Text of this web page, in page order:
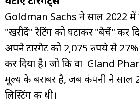
Goldman Sachs ने साल 2022 में
"खरीदें" रेटिंग को घटाकर "बेचें" कर
अपने टारगेट को 2,075 रुपये से
कर दिया है। जो कि वा Gland
मूल्य के बराबर है, जब कंपनी ने साल
लिस्टिंग की थी।